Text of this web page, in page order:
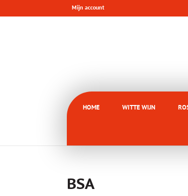
Mijn account
HOME WITTE WIJN
BSA